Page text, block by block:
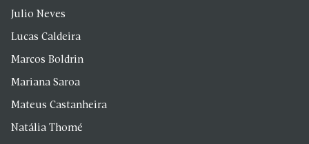
Julio Neves
Lucas Caldeira
Marcos Boldrin
Mariana Saroa
Mateus Castanheira
Natália Thomé